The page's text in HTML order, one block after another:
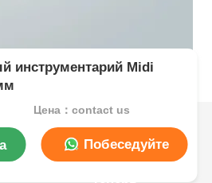
инструментарий Midi
Цена：contact us
Побеседуйте